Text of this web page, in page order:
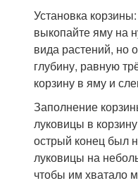
Установка
выкопайте яму на
вида растений, но
глубину, равную
корзину в яму и
Заполнение
луковицы в
острый конец был
луковицы на
чтобы им хватало